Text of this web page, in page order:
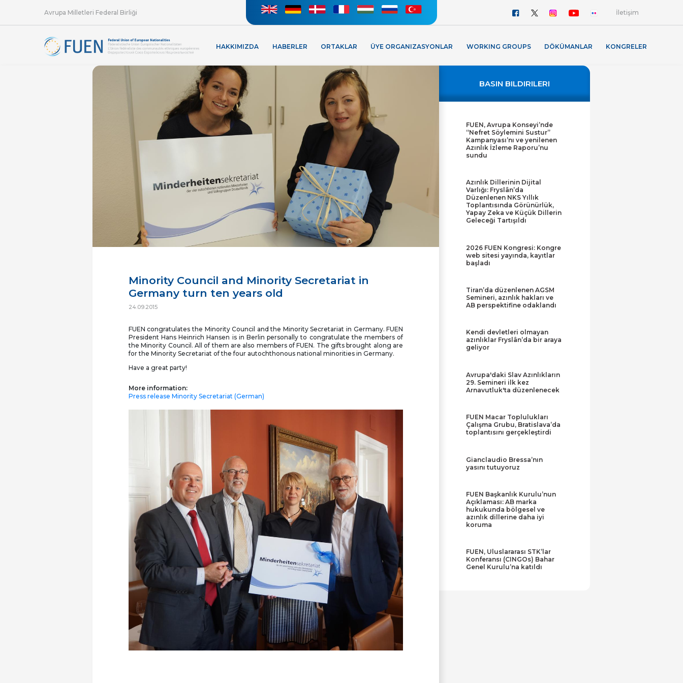
Avrupa Milletleri Federal Birliği İletişim
HAKKIMIZDA HABERLER ORTAKLAR ÜYE ORGANIZASYONLAR WORKING GROUPS DÖKÜMANLAR KONGRELER
Minority Council and Minority Secretariat in
Germany turn ten years old
24.09.2015
FUEN congratulates the Minority Council and the Minority Secretariat in Germany. FUEN
President Hans Heinrich Hansen is in Berlin personally to congratulate the members of
the Minority Council. All of them are also members of FUEN. The gifts brought along are
for the Minority Secretariat of the four autochthonous national minorities in Germany.
Have a great party!
More information:
Press release Minority Secretariat (German)
BASIN BILDIRILERI
FUEN, Avrupa Konseyi’nde
“Nefret Söylemini Sustur”
Kampanyası’nı ve yenilenen
Azınlık İzleme Raporu’nu
sundu
Azınlık Dillerinin Dijital
Varlığı: Fryslân’da
Düzenlenen NKS Yıllık
Toplantısında Görünürlük,
Yapay Zeka ve Küçük Dillerin
Geleceği Tartışıldı
2026 FUEN Kongresi: Kongre
web sitesi yayında, kayıtlar
başladı
Tiran’da düzenlenen AGSM
Semineri, azınlık hakları ve
AB perspektifine odaklandı
Kendi devletleri olmayan
azınlıklar Fryslân’da bir araya
geliyor
Avrupa'daki Slav Azınlıkların
29. Semineri ilk kez
Arnavutluk'ta düzenlenecek
FUEN Macar Toplulukları
Çalışma Grubu, Bratislava’da
toplantısını gerçekleştirdi
Gianclaudio Bressa’nın
yasını tutuyoruz
FUEN Başkanlık Kurulu’nun
Açıklaması: AB marka
hukukunda bölgesel ve
azınlık dillerine daha iyi
koruma
FUEN, Uluslararası STK’lar
Konferansı (CINGOs) Bahar
Genel Kurulu’na katıldı